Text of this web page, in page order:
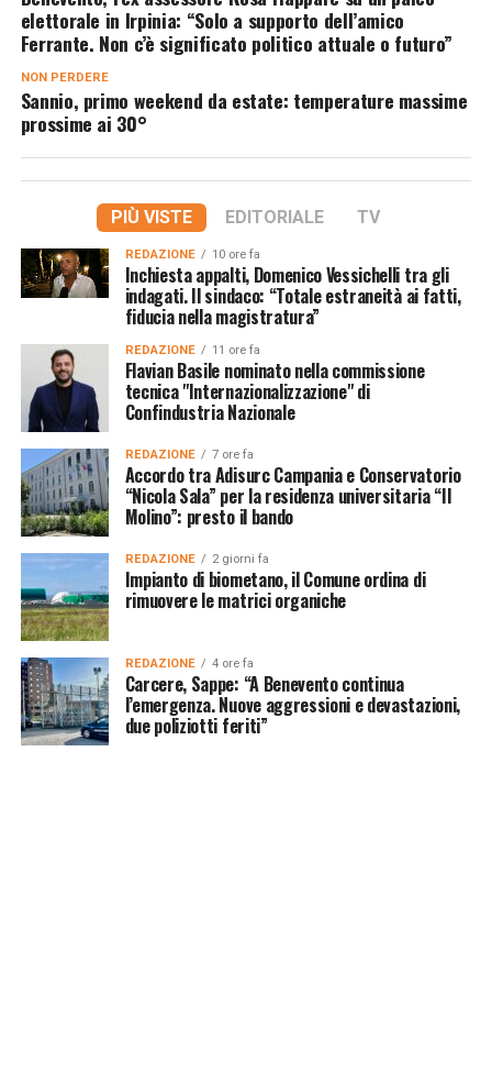
elettorale in Irpinia: “Solo a supporto dell’amico
Ferrante. Non c’è significato politico attuale o futuro”
NON PERDERE
Sannio, primo weekend da estate: temperature massime
prossime ai 30°
PIÙ VISTE EDITORIALE TV
REDAZIONE 10 ore fa
Inchiesta appalti, Domenico Vessichelli tra gli
indagati. Il sindaco: “Totale estraneità ai fatti,
fiducia nella magistratura”
REDAZIONE 11 ore fa
Flavian Basile nominato nella commissione
tecnica "Internazionalizzazione" di
Confindustria Nazionale
REDAZIONE 7 ore fa
Accordo tra Adisurc Campania e Conservatorio
“Nicola Sala” per la residenza universitaria “Il
Molino”: presto il bando
REDAZIONE 2 giorni fa
Impianto di biometano, il Comune ordina di
rimuovere le matrici organiche
REDAZIONE 4 ore fa
Carcere, Sappe: “A Benevento continua
l’emergenza. Nuove aggressioni e devastazioni,
due poliziotti feriti”